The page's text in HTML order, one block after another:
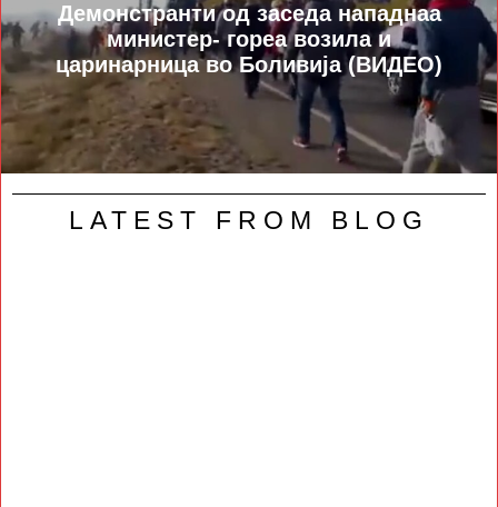
Демонстранти од заседа нападнаа
министер- гореа возила и
царинарница во Боливија (ВИДЕО)
LATEST FROM BLOG